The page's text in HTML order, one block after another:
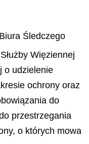
Śledczego
Więziennej
o udzielenie
ochrony oraz
do
przestrzegania
o których mowa